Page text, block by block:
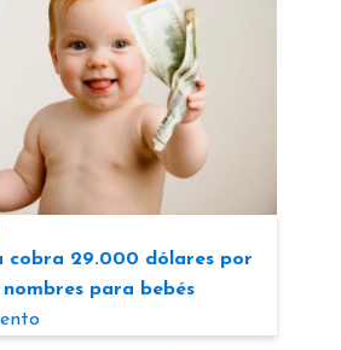
cobra 29.000 dólares por
para bebés